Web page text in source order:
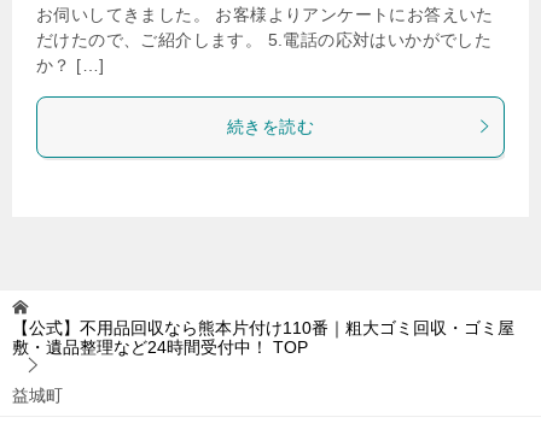
お伺いしてきました。 お客様よりアンケートにお答えいた
だけたので、ご紹介します。 5.電話の応対はいかがでした
か？ […]
続きを読む
【公式】不用品回収なら熊本片付け110番｜粗大ゴミ回収・ゴミ屋
敷・遺品整理など24時間受付中！
TOP
益城町